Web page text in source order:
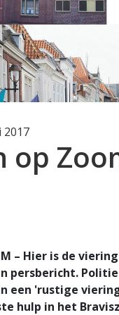
2017
op
– Hier is de
persbericht.
een 'rustige
hulp in het